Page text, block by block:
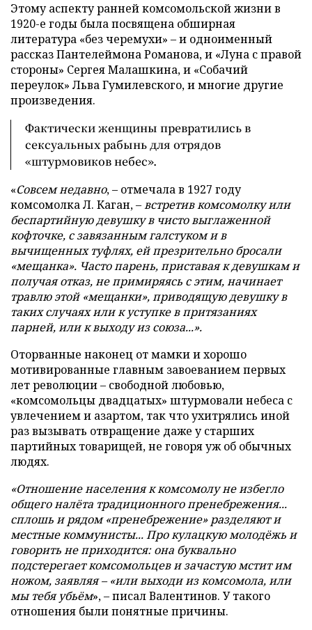
Этому аспекту ранней комсомольской жизни в
1920-е годы была посвящена обширная
литература «без черемухи» – и одноименный
рассказ Пантелеймона Романова, и «Луна с правой
стороны» Сергея Малашкина, и «Собачий
переулок» Льва Гумилевского, и многие другие
произведения.
Фактически женщины превратились в
сексуальных рабынь для отрядов
«штурмовиков небес».
«Совсем недавно, – отмечала в 1927 году
комсомолка Л. Каган, –встретив комсомолку или
беспартийную девушку в чисто выглаженной
кофточке, с завязанным галстуком и в
вычищенных туфлях, ей презрительно бросали
«мещанка». Часто парень, приставая к девушкам и
получая отказ, не примиряясь с этим, начинает
травлю этой«мещанки», приводящую девушку в
таких случаях или к уступке в притязаниях
парней, или к выходу из союза...».
Оторванные наконец от мамки и хорошо
мотивированные главным завоеванием первых
лет революции – свободной любовью,
«комсомольцы двадцатых» штурмовали небеса с
увлечением и азартом, так что ухитрялись иной
раз вызывать отвращение даже у старших
партийных товарищей, не говоря уж об обычных
людях.
«Отношение населения к комсомолу не избегло
общего налёта традиционного пренебрежения...
сплошь и рядом «пренебрежение» разделяют и
местные коммунисты... Про кулацкую молодёжь и
говорить не приходится: она буквально
подстерегает комсомольцев и зачастую мстит им
ножом, заявляя – «или выходи из комсомола, или
мы тебя убьём», – писал Валентинов. У такого
отношения были понятные причины.